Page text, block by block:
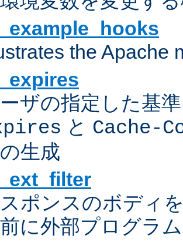
the Apache
ザの指定した基
と Cache-
生成
ポンスのボディ
に外部プログラ